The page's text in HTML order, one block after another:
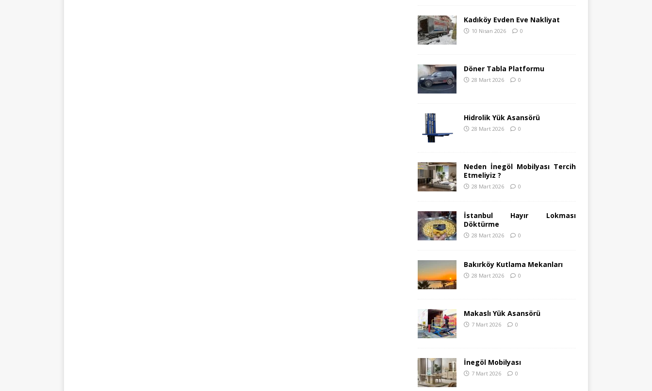
Kadıköy Evden Eve Nakliyat
10 Nisan 2026 0
Döner Tabla Platformu
28 Mart 2026 0
Hidrolik Yük Asansörü
28 Mart 2026 0
Neden İnegöl Mobilyası Tercih
Etmeliyiz ?
28 Mart 2026 0
İstanbul Hayır Lokması
Döktürme
28 Mart 2026 0
Bakırköy Kutlama Mekanları
28 Mart 2026 0
Makaslı Yük Asansörü
7 Mart 2026 0
İnegöl Mobilyası
7 Mart 2026 0